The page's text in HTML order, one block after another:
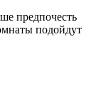
предпочесть
подойдут